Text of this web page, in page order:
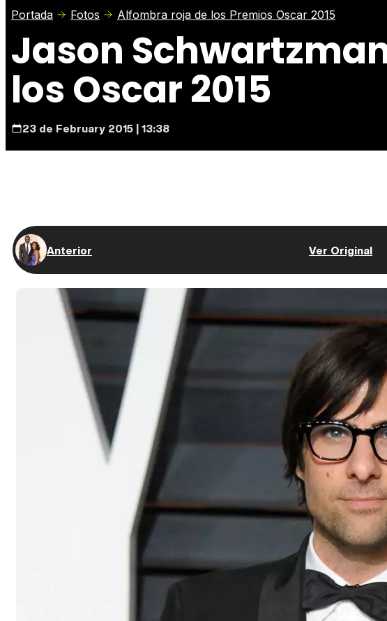
Portada Fotos Alfombra roja de los Premios Oscar 2015
Jason
los Oscar 2015
23 de February 2015 | 13:38
Anterior Ver Original